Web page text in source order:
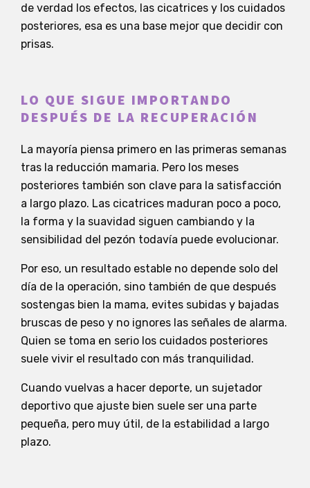
de verdad los efectos, las cicatrices y los cuidados
posteriores, esa es una base mejor que decidir con
prisas.
LO QUE SIGUE IMPORTANDO
DESPUÉS DE LA RECUPERACIÓN
La mayoría piensa primero en las primeras semanas
tras la reducción mamaria. Pero los meses
posteriores también son clave para la satisfacción
a largo plazo. Las cicatrices maduran poco a poco,
la forma y la suavidad siguen cambiando y la
sensibilidad del pezón todavía puede evolucionar.
Por eso, un resultado estable no depende solo del
día de la operación, sino también de que después
sostengas bien la mama, evites subidas y bajadas
bruscas de peso y no ignores las señales de alarma.
Quien se toma en serio los cuidados posteriores
suele vivir el resultado con más tranquilidad.
Cuando vuelvas a hacer deporte, un sujetador
deportivo que ajuste bien suele ser una parte
pequeña, pero muy útil, de la estabilidad a largo
plazo.